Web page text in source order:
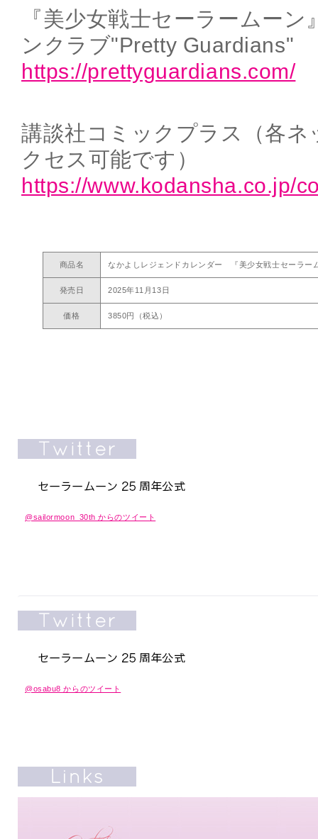
『美少女戦士セーラームー
ンクラブ"Pretty Guardians"
https://prettyguardians.com/
講談社コミックプラス（各
クセス可能です）
https://www.kodansha.co.jp/
商品名 なかよしレジェンドカレンダー 『美少女戦士セーラ
発売日 2025年11月13日
価格 3850円（税込）
@sailormoon_30th からのツイート
@osabu8 からのツイート